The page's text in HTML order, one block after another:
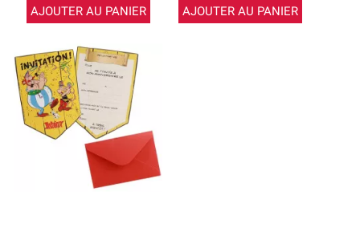
AJOUTER AU PANIER AJOUTER AU PANIER